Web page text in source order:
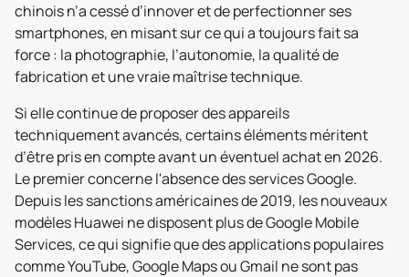
chinois n’a cessé d’innover et de perfectionner ses
smartphones, en misant sur ce qui a toujours fait sa
force : la photographie, l’autonomie, la qualité de
fabrication et une vraie maîtrise technique.
Si elle continue de proposer des appareils
techniquement avancés, certains éléments méritent
d’être pris en compte avant un éventuel achat en 2026.
Le premier concerne l'absence des services Google.
Depuis les sanctions américaines de 2019, les nouveaux
modèles Huawei ne disposent plus de Google Mobile
Services, ce qui signifie que des applications populaires
comme YouTube, Google Maps ou Gmail ne sont pas